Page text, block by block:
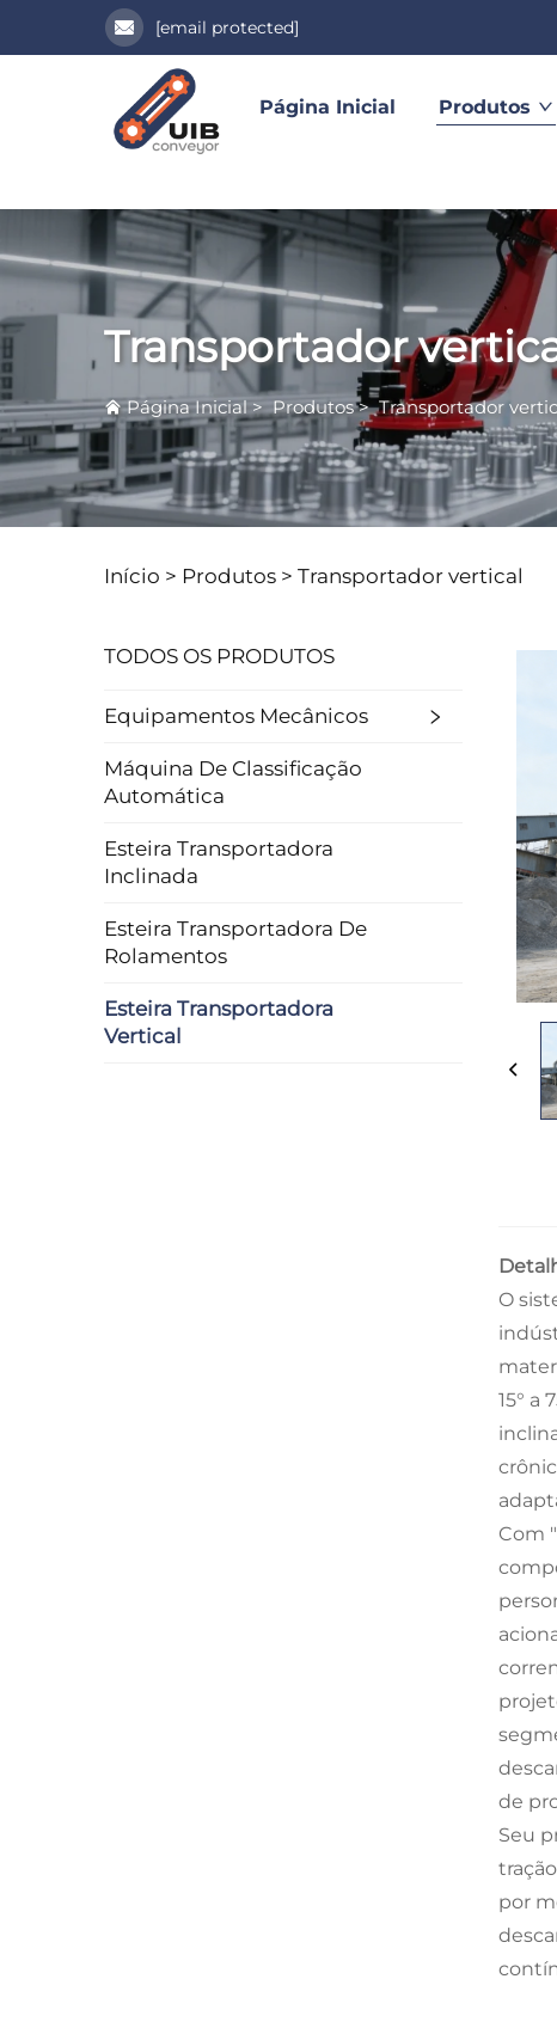
[email protected]
Página Inicial Produtos
Transportador
Página Inicial>Produtos>Transportador
Início > Produtos > Transportador vertical
TODOS OS PRODUTOS
Equipamentos Mecânicos
Máquina De Classificação
Automática
Esteira Transportadora
Inclinada
Esteira Transportadora De
Rolamentos
Esteira Transportadora
Vertical
O
15° a
Com
de
Seu
por